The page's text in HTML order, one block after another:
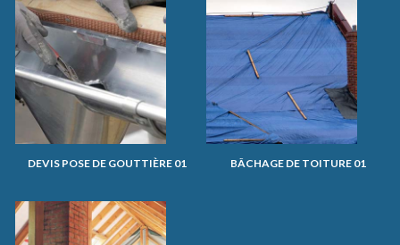
DEVIS POSE DE GOUTTIÈRE 01 BÂCHAGE DE TOITURE 01